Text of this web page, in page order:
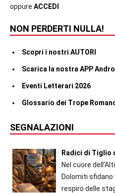
oppure ACCEDI
NON PERDERTI NULLA!
Scopri i nostri AUTORI
Scarica la nostra APP
Eventi Letterari 2026
Glossario dei Trope
SEGNALAZIONI
Radici di Tiglio
Nel cuore
Dolomiti sfidano
respiro delle